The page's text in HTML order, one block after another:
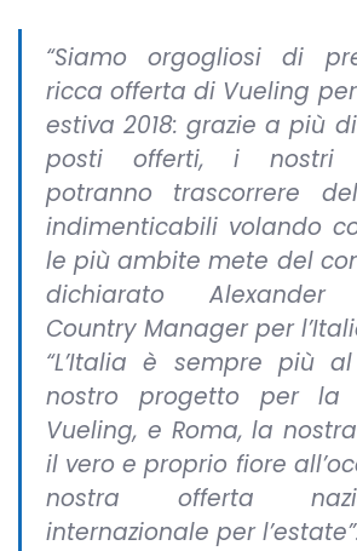
“Siamo orgogliosi di
ricca offerta di Vueling
estiva 2018: grazie a più
posti offerti, i nostri
potranno trascorrere
indimenticabili volando
le più ambite mete del
dichiarato Alexander
Country Manager per
“L’Italia è sempre più
nostro progetto per la
Vueling, e Roma, la
il vero e proprio fiore
nostra offerta
internazionale per